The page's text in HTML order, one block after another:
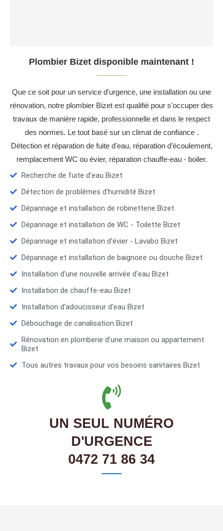
Plombier Bizet disponible maintenant !
Que ce soit pour un service d'urgence, une installation ou une
rénovation, notre plombier Bizet est qualifié pour s'occuper des
travaux de manière rapide, professionnelle et dans le respect
des normes. Le tout basé sur un climat de confiance .
Détection et réparation de fuite d'eau, réparation d’écoulement,
remplacement WC ou évier, réparation chauffe-eau - boiler.
Recherche de fuite d’eau Bizet
Détection de problèmes d'humidité Bizet
Dépannage et installation de robinetterie Bizet
Dépannage et installation de WC - Toilette Bizet
Dépannage et installation d'évier - Lavabo Bizet
Dépannage et installation de baignoire ou douche Bizet
Installation d'une nouvelle arrivée d'eau Bizet
Installation de chauffe-eau Bizet
Installation d’adoucisseur d'eau Bizet
Débouchage de canalisation Bizet
Rénovation en plomberie d'une maison ou appartement
Bizet
Tous autres travaux pour vos besoins sanitaires Bizet
UN SEUL NUMÉRO
D'URGENCE
0472 71 86 34